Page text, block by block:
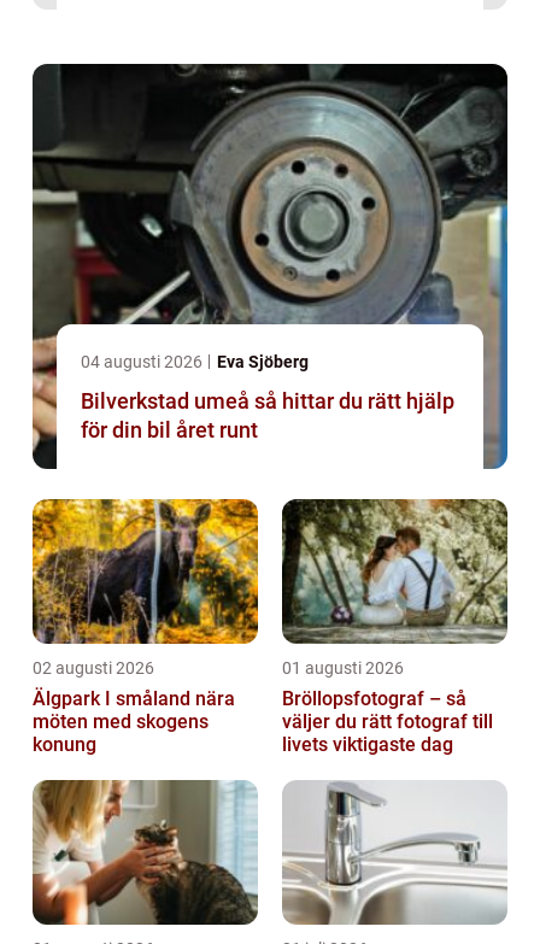
04 augusti 2026 Eva Sjöberg
Bilverkstad umeå så hittar du rätt hjälp
för din bil året runt
02 augusti 2026
Älgpark I småland nära
möten med skogens
konung
01 augusti 2026
Bröllopsfotograf – så
väljer du rätt fotograf till
livets viktigaste dag